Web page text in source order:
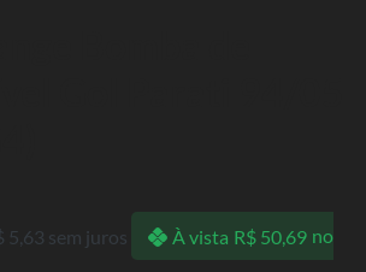
5,63 sem juros À vista R$50,69 no